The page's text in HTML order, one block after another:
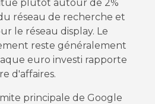
plutôt autour de 2%
réseau de recherche et
le réseau display. Le
reste généralement
euro investi rapporte
d'affaires.
principale de Google